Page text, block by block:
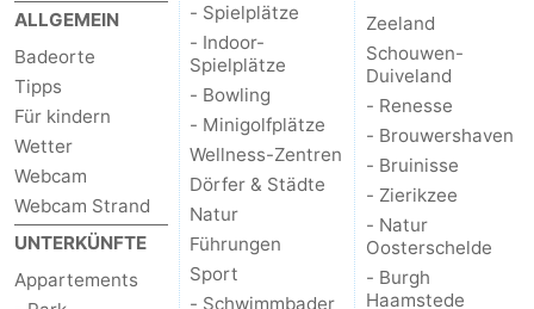
ALLGEMEIN
Badeorte
Tipps
Für kindern
Wetter
Webcam
Webcam Strand
UNTERKÜNFTE
Appartements
- Spielplätze
- Indoor-
Spielplätze
- Bowling
- Minigolfplätze
Wellness-Zentren
Dörfer & Städte
Natur
Führungen
Sport
- Schwimmbader
Zeeland
Schouwen-
Duiveland
- Renesse
- Brouwershaven
- Bruinisse
- Zierikzee
- Natur
Oosterschelde
- Burgh
Haamstede